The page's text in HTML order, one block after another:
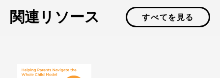
関連リソース すべてを見る